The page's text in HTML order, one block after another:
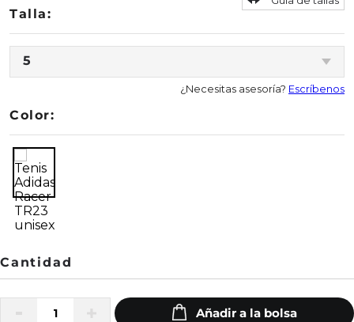
5
¿Necesitas asesoría? Escríbenos
Color: